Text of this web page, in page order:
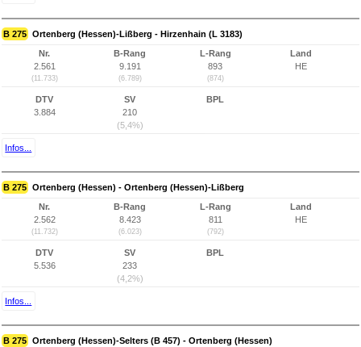
B 275 Ortenberg (Hessen)-Lißberg - Hirzenhain (L 3183)
Nr.
2.561
(11.733)
B-Rang
9.191
(6.789)
L-Rang
893
(874)
Land
HE
DTV
3.884
SV
210
(5,4%)
BPL
Infos...
B 275 Ortenberg (Hessen) - Ortenberg (Hessen)-Lißberg
Nr.
2.562
(11.732)
B-Rang
8.423
(6.023)
L-Rang
811
(792)
Land
HE
DTV
5.536
SV
233
(4,2%)
BPL
Infos...
B 275 Ortenberg (Hessen)-Selters (B 457) - Ortenberg (Hessen)